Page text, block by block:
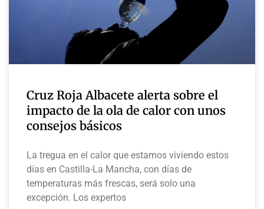
Cruz Roja Albacete alerta sobre el
impacto de la ola de calor con unos
consejos básicos
La tregua en el calor que estamos viviendo estos
días en Castilla-La Mancha, con días de
temperaturas más frescas, será solo una
excepción. Los expertos